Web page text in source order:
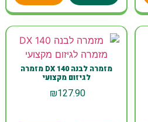
מזמרה לבנה 140 DX מזמרה
לגיזום מקצועי
₪127.90